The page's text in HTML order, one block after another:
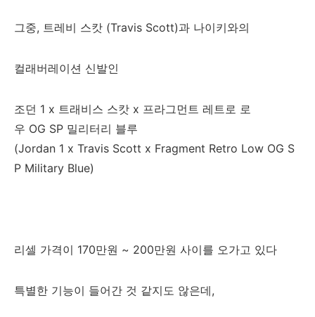
그중, 트레비 스캇 (Travis Scott)과 나이키와의
컬래버레이션 신발인
조던 1 x 트래비스 스캇 x 프라그먼트 레트로 로
우 OG SP 밀리터리 블루
(Jordan 1 x Travis Scott x Fragment Retro Low OG S
P Military Blue)
리셀 가격이 170만원 ~ 200만원 사이를 오가고 있다
특별한 기능이 들어간 것 같지도 않은데,